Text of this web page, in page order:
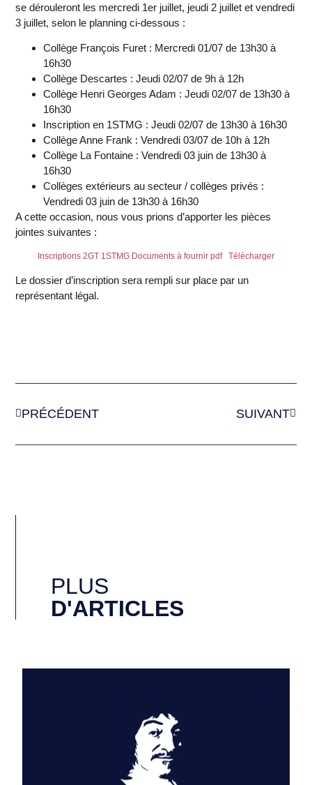
se dérouleront les mercredi 1er juillet, jeudi 2 juilletet vendredi
3 juillet, selon le planning ci-dessous :
Collège François Furet : Mercredi 01/07 de 13h30 à
16h30
Collège Descartes : Jeudi 02/07 de 9h à 12h
Collège Henri Georges Adam : Jeudi 02/07 de 13h30 à
16h30
Inscription en 1STMG : Jeudi 02/07 de 13h30 à 16h30
Collège Anne Frank : Vendredi 03/07 de 10h à 12h
Collège La Fontaine : Vendredi 03 juin de 13h30 à
16h30
Collèges extérieurs au secteur / collèges privés :
Vendredi 03 juin de 13h30 à 16h30
A cette occasion, nous vous prions d’apporter les pièces
jointes suivantes :
Inscriptions 2GT 1STMG Documents à fournir pdf Télécharger
Le dossier d’inscription sera rempli sur place par un
représentant légal.
PRÉCÉDENT SUIVANT
PLUS
D'ARTICLES